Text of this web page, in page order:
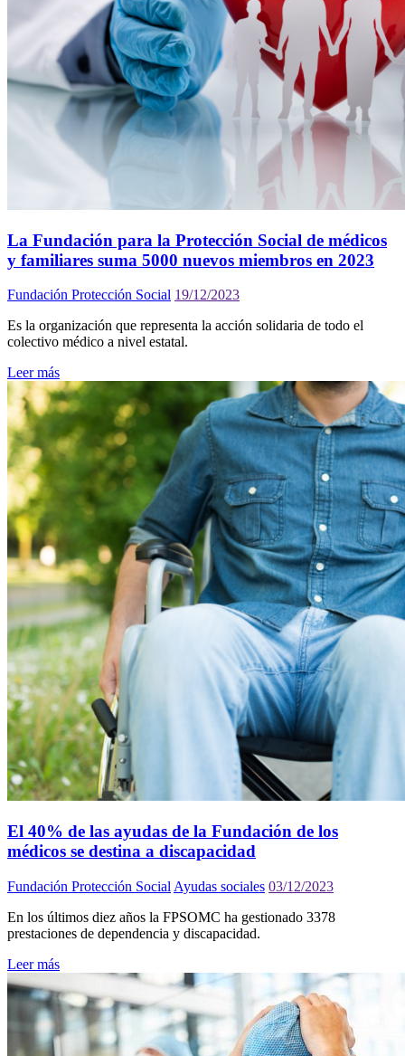
La Fundación para la Protección Social de médicos
y familiares suma 5000 nuevos miembros en 2023
Fundación Protección Social 19/12/2023
Es la organización que representa la acción solidaria de todo el
colectivo médico a nivel estatal.
Leer más
El 40% de las ayudas de la Fundación de los
médicos se destina a discapacidad
Fundación Protección Social Ayudas sociales 03/12/2023
En los últimos diez años la FPSOMC ha gestionado 3378
prestaciones de dependencia y discapacidad.
Leer más